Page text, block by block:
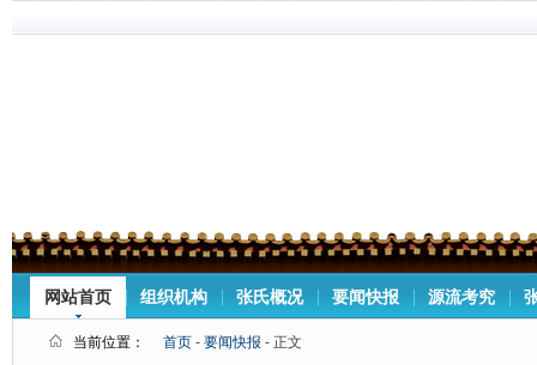
网站首页 组织机构 张氏概况 要闻快报 源流考究
当前位置： 首页 - 要闻快报 - 正文